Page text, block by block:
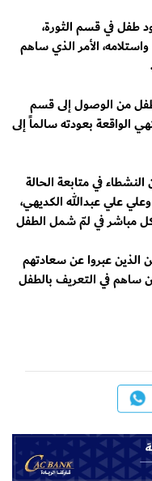
طفل في قسم الثورة،
الأمر الذي ساهم
من الوصول إلى قسم
الواقعة بعودته سالماً إلى
في متابعة الحالة
علي عبدالله الكديهي،
مباشر في لمّ شمل الطفل
الذين عبروا عن سعادتهم
ساهم في التعريف بالطفل